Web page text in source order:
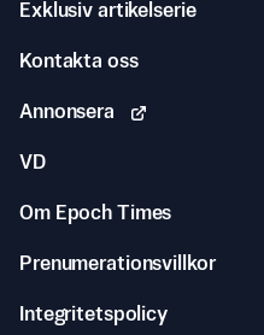
Exklusiv artikelserie
Kontakta oss
Annonsera
VD
Om Epoch Times
Prenumerationsvillkor
Integritetspolicy